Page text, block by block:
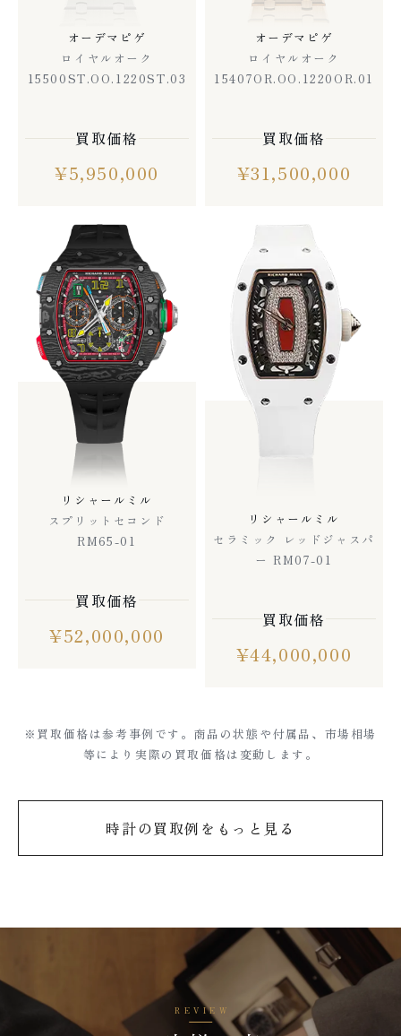
オーデマピゲ
ロイヤルオーク
15500ST.OO.1220ST.03
買取価格
¥5,950,000
オーデマピゲ
ロイヤルオーク
15407OR.OO.1220OR.01
買取価格
¥31,500,000
リシャールミル
スプリットセコンド
RM65-01
買取価格
¥52,000,000
リシャールミル
セラミック レッドジャスパ
ー RM07-01
買取価格
¥44,000,000
※買取価格は参考事例です。商品の状態や付属品、市場相場
等により実際の買取価格は変動します。
時計の買取例をもっと見る